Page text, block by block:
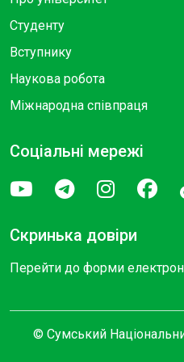
Студенту
Вступнику
Наукова робота
Міжнародна співпраця
Соціальні мережі
Скринька довіри
Перейти до форми
© Сумський